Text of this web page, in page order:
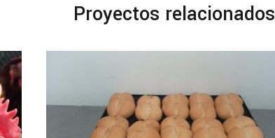
Proyectos relacionados